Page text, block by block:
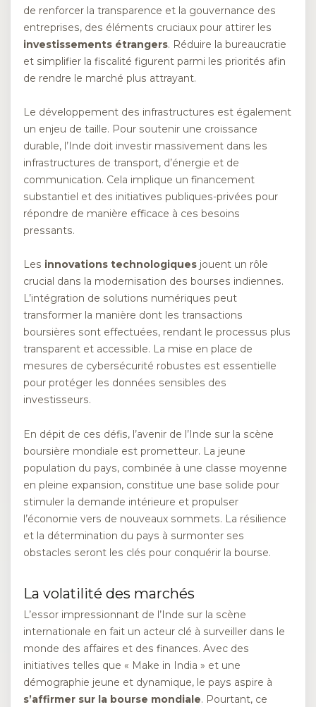
de renforcer la transparence et la gouvernance des
entreprises, des éléments cruciaux pour attirer les
investissements étrangers. Réduire la bureaucratie
et simplifier la fiscalité figurent parmi les priorités afin
de rendre le marché plus attrayant.
Le développement des infrastructures est également
un enjeu de taille. Pour soutenir une croissance
durable, l’Inde doit investir massivement dans les
infrastructures de transport, d’énergie et de
communication. Cela implique un financement
substantiel et des initiatives publiques-privées pour
répondre de manière efficace à ces besoins
pressants.
Les innovations technologiques jouent un rôle
crucial dans la modernisation des bourses indiennes.
L’intégration de solutions numériques peut
transformer la manière dont les transactions
boursières sont effectuées, rendant le processus plus
transparent et accessible. La mise en place de
mesures de cybersécurité robustes est essentielle
pour protéger les données sensibles des
investisseurs.
En dépit de ces défis, l’avenir de l’Inde sur la scène
boursière mondiale est prometteur. La jeune
population du pays, combinée à une classe moyenne
en pleine expansion, constitue une base solide pour
stimuler la demande intérieure et propulser
l’économie vers de nouveaux sommets. La résilience
et la détermination du pays à surmonter ses
obstacles seront les clés pour conquérir la bourse.
La volatilité des marchés
L’essor impressionnant de l’Inde sur la scène
internationale en fait un acteur clé à surveiller dans le
monde des affaires et des finances. Avec des
initiatives telles que « Make in India » et une
démographie jeune et dynamique, le pays aspire à
s’affirmer sur la bourse mondiale. Pourtant, ce